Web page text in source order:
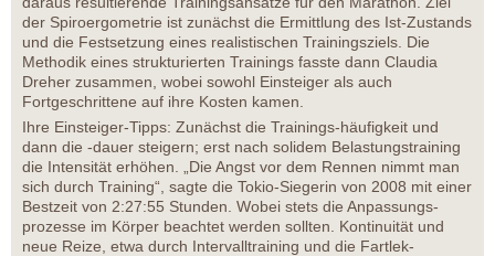
der Spiroergometrie ist zunächst die Ermittlung des Ist-Zustands
und die Festsetzung eines realistischen Trainingsziels. Die
Methodik eines strukturierten Trainings fasste dann Claudia
Dreher zusammen, wobei sowohl Einsteiger als auch
Fortgeschrittene auf ihre Kosten kamen.
Ihre Einsteiger-Tipps: Zunächst die Trainings-häufigkeit und
dann die -dauer steigern; erst nach solidem Belastungstraining
die Intensität erhöhen. „Die Angst vor dem Rennen nimmt man
sich durch Training“, sagte die Tokio-Siegerin von 2008 mit einer
Bestzeit von 2:27:55 Stunden. Wobei stets die Anpassungs-
prozesse im Körper beachtet werden sollten. Kontinuität und
neue Reize, etwa durch Intervalltraining und die Fartlek-